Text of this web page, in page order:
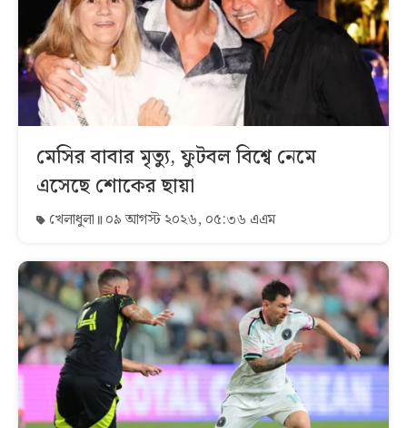
মেসির বাবার মৃত্যু, ফুটবল বিশ্বে নেমে
এসেছে শোকের ছায়া
খেলাধুলা ০৯ আগস্ট ২০২৬, ০৫:৩৬ এএম